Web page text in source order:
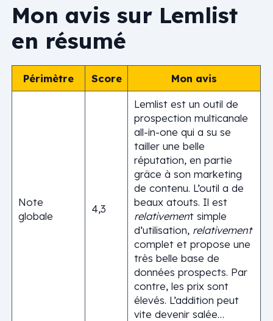
Mon avis sur Lemlist
en résumé
Périmètre Score Mon avis
Note
globale
4,3
Lemlist est un outil de
prospection multicanale
all-in-one qui a su se
tailler une belle
réputation, en partie
grâce à son marketing
de contenu. L’outil a de
beaux atouts. Il est
relativement simple
d’utilisation, relativement
complet et propose une
très belle base de
données prospects. Par
contre, les prix sont
élevés. L’addition peut
vite devenir salée…